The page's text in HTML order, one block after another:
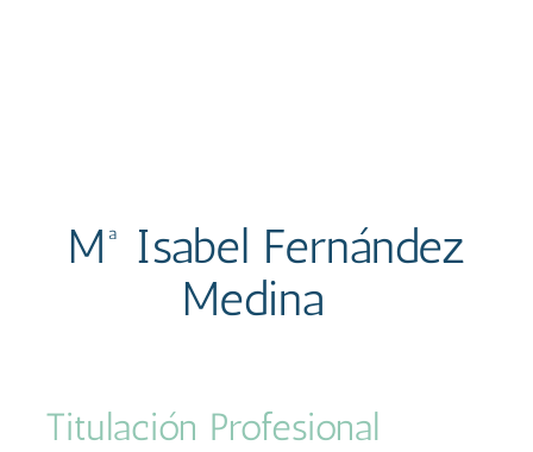
Mª Isabel Fernández
Medina
Titulación Profesional